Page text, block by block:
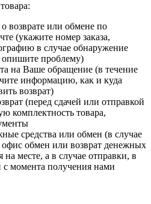
возврате или обмене по
(укажите номер заказа,
в случае обнаружение
опишите проблему)
на Ваше обращение (в течение
информацию, как и куда
возврат)
(перед сдачей или отправкой
комплектность товара,
средства или обмен (в случае
офис обмен или возврат денежных
на месте, а в случае отправки, в
с момента получения нами